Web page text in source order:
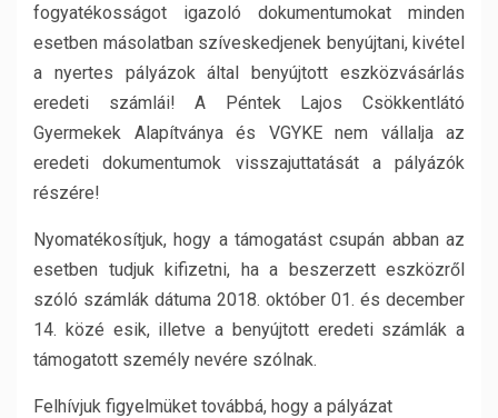
fogyatékosságot igazoló dokumentumokat minden
esetben másolatban szíveskedjenek benyújtani, kivétel
a nyertes pályázok által benyújtott eszközvásárlás
eredeti számlái! A Péntek Lajos Csökkentlátó
Gyermekek Alapítványa és VGYKE nem vállalja az
eredeti dokumentumok visszajuttatását a pályázók
részére!
Nyomatékosítjuk, hogy a támogatást csupán abban az
esetben tudjuk kifizetni, ha a beszerzett eszközről
szóló számlák dátuma 2018. október 01. és december
14. közé esik, illetve a benyújtott eredeti számlák a
támogatott személy nevére szólnak.
Felhívjuk figyelmüket továbbá, hogy a pályázat